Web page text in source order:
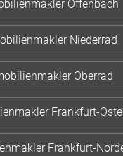
Offenbach
Niederrad
Oberrad
Frankfurt-
Frankfurt-